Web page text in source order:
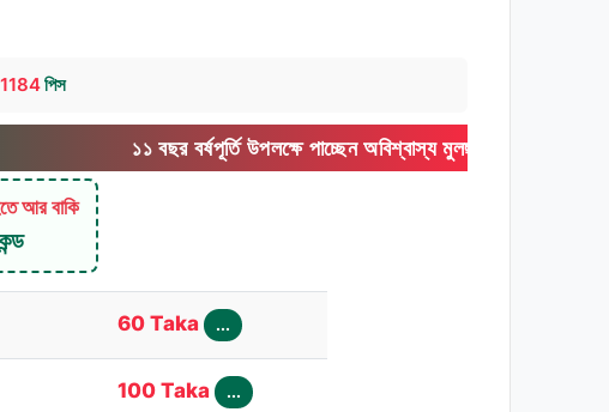
1184পিস
১১ বছর বর্ষপূর্তি উপলক্ষে পাচ্ছেন অবিশ্বাস্য মুলছাড় ! অফার টি আজকেই শেষ দিন
আর বাকি
60 Taka ...
100 Taka ...